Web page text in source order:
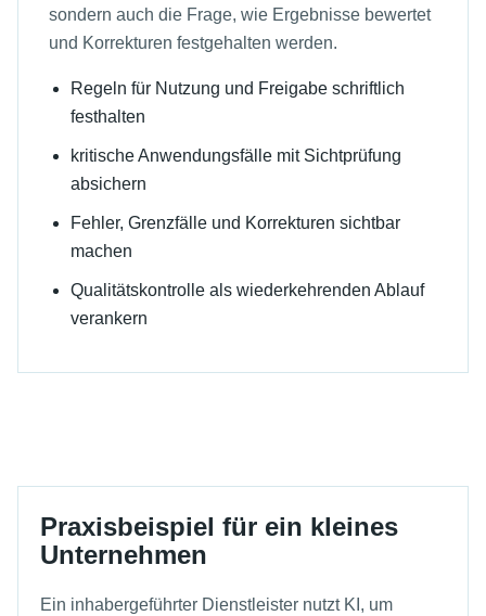
sondern auch die Frage, wie Ergebnisse bewertet
und Korrekturen festgehalten werden.
Regeln für Nutzung und Freigabe schriftlich
festhalten
kritische Anwendungsfälle mit Sichtprüfung
absichern
Fehler, Grenzfälle und Korrekturen sichtbar
machen
Qualitätskontrolle als wiederkehrenden Ablauf
verankern
Praxisbeispiel für ein kleines
Unternehmen
Ein inhabergeführter Dienstleister nutzt KI, um